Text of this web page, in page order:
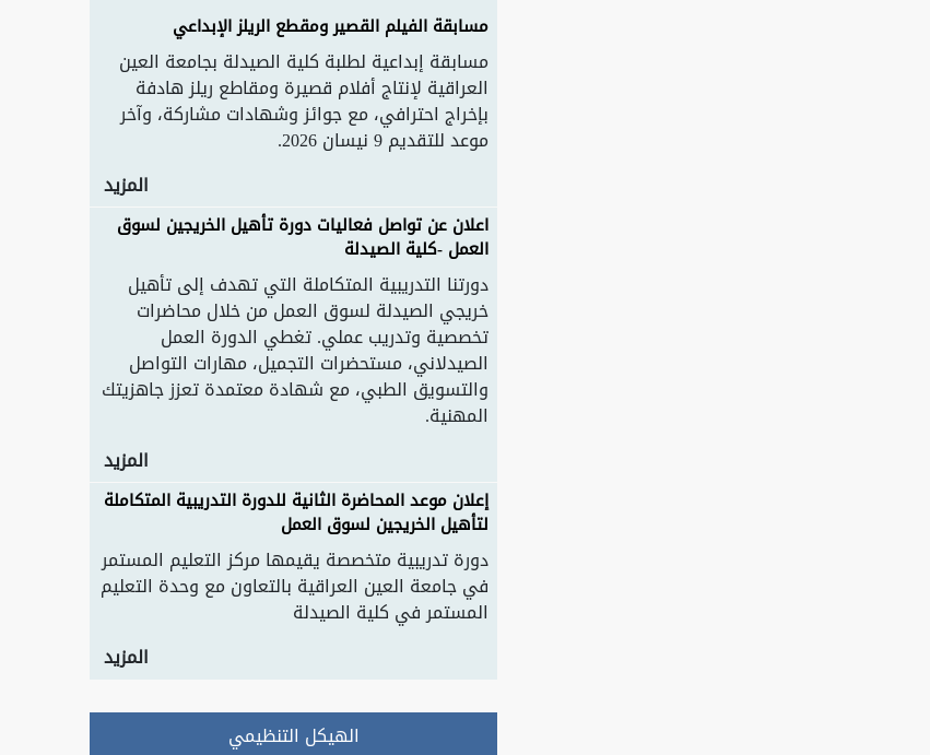
مسابقة الفيلم القصير ومقطع الريلز الإبداعي
مسابقة إبداعية لطلبة كلية الصيدلة بجامعة العين
العراقية لإنتاج أفلام قصيرة ومقاطع ريلز هادفة
بإخراج احترافي، مع جوائز وشهادات مشاركة، وآخر
موعد للتقديم 9 نيسان 2026.
المزيد
اعلان عن تواصل فعاليات دورة تأهيل الخريجين لسوق
العمل -كلية الصيدلة
دورتنا التدريبية المتكاملة التي تهدف إلى تأهيل
خريجي الصيدلة لسوق العمل من خلال محاضرات
تخصصية وتدريب عملي. تغطي الدورة العمل
الصيدلاني، مستحضرات التجميل، مهارات التواصل
والتسويق الطبي، مع شهادة معتمدة تعزز جاهزيتك
المهنية.
المزيد
إعلان موعد المحاضرة الثانية للدورة التدريبية المتكاملة
لتأهيل الخريجين لسوق العمل
دورة تدريبية متخصصة يقيمها مركز التعليم المستمر
في جامعة العين العراقية بالتعاون مع وحدة التعليم
المستمر في كلية الصيدلة
المزيد
الهيكل التنظيمي